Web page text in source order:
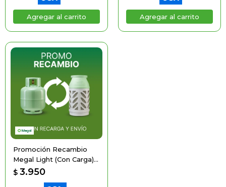
Promoción Recambio
Megal Light (Con Carga)
Entregando La De Acero
$ 3.950